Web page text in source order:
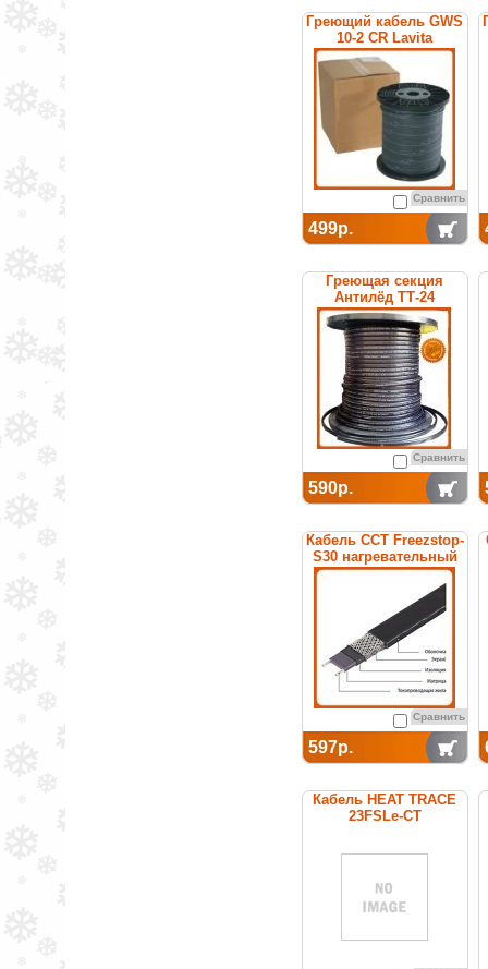
Греющий кабель GWS
10-2 CR Lavita
Сравнить
499р.
Греющая секция
Антилёд ТТ-24
саморегулируемая
Сравнить
590р.
Кабель ССТ Freezstop-
S30 нагревательный
саморегулирующийся
Сравнить
597р.
Кабель HEAT TRACE
23FSLe-CT